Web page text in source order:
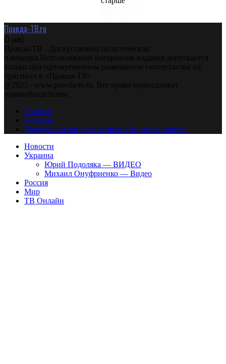
Правда-ТВ.ru
О нас
Правда-ТВ - Дискуссионно политическая
площадка.Использование материалов издания допускается
только при одновременном размещении гиперссылки на
оригинал в «Правда-ТВ»
@2023 - www.pravda-tv.ru. Все права принадлежат
правообладателям.
Главная
Авторам
Владельцам авторских прав. Ответственности.
Новости
Украина
Юрий Подоляка — ВИДЕО
Михаил Онуфриенко — Видео
Россия
Мир
ТВ Онлайн